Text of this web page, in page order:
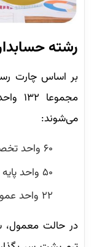
رشته
بر اساس چارت
می‌شوند:
۶۰ واحد تخصصی
۵۰ واحد پایه
۲۲ واحد عمومی